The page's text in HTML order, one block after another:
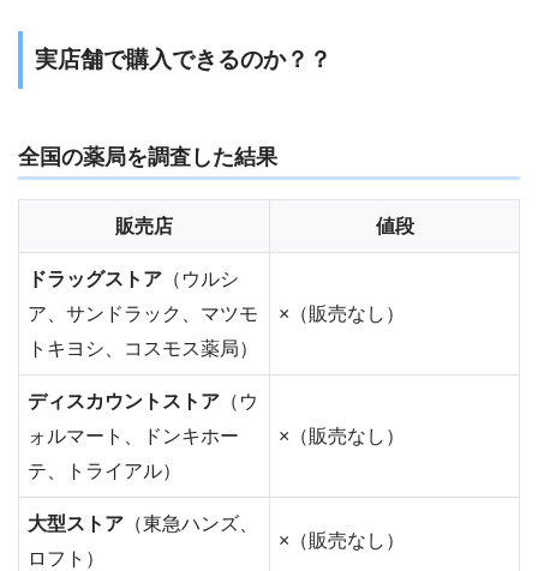
実店舗で購入できるのか？？
全国の薬局を調査した結果
販売店 値段
ドラッグストア （ウルシ
ア、サンドラック、マツモ
トキヨシ、コスモス薬局）
×（販売なし）
ディスカウントストア （ウ
ォルマート、ドンキホー
テ、トライアル）
×（販売なし）
大型ストア （東急ハンズ、
ロフト）
×（販売なし）